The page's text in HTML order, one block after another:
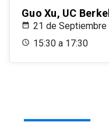
Guo Xu, UC
21 de Septiembre
15:30 a 17:30